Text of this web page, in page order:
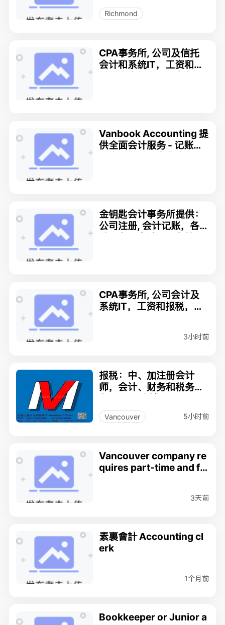
规划
Richmond
CPA事务所, 公司及信托
会计和系统IT，工资和报
Vanbook Accounting 提
供全面会计服务 - 记账、
金钥匙会计事务所提供：
公司注册, 会计记账，各
CPA事务所, 公司会计及
系统IT，工资和报税，个
3小时前
报税：中、加注册会计
师，会计、财务和税务服
Vancouver 5小时前
Vancouver company re
quires part-time and ful
3天前
素裏會計 Accounting cl
erk
1个月前
Bookkeeper or Junior a